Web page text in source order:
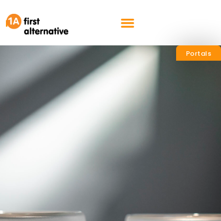
nl en
Portals